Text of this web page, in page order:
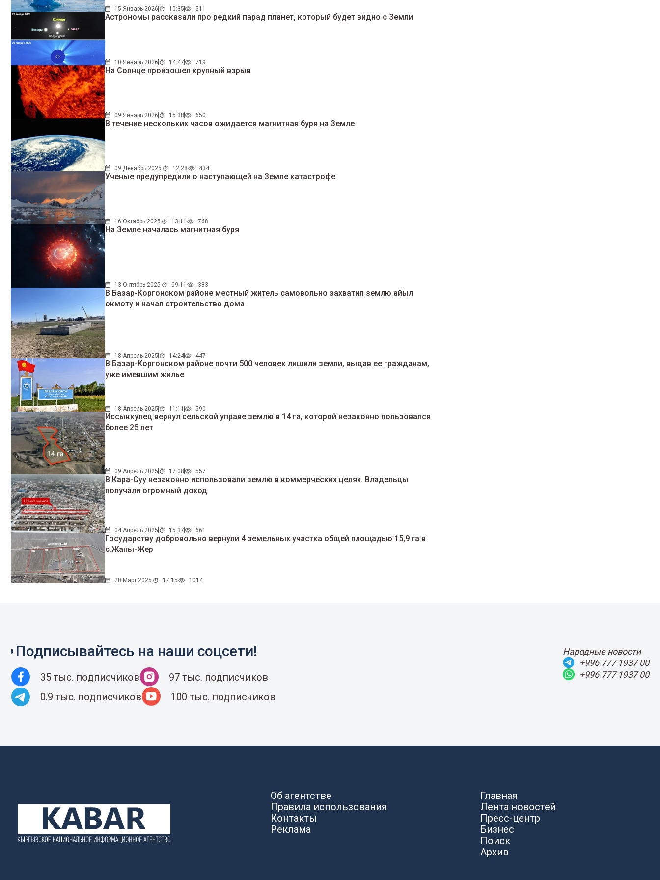
15 Январь 2026 10:35 511
Астрономы рассказали про редкий парад планет, который будет видно с Земли
10 Январь 2026 14:47 719
На Солнце произошел крупный взрыв
09 Январь 2026 15:38 650
В течение нескольких часов ожидается магнитная буря на Земле
09 Декабрь 2025 12:28 434
Ученые предупредили о наступающей на Земле катастрофе
16 Октябрь 2025 13:11 768
На Земле началась магнитная буря
13 Октябрь 2025 09:11 333
В Базар-Коргонском районе местный житель самовольно захватил землю айыл
окмоту и начал строительство дома
18 Апрель 2025 14:24 447
В Базар-Коргонском районе почти 500 человек лишили земли, выдав ее гражданам,
уже имевшим жилье
18 Апрель 2025 11:11 590
Иссыккулец вернул сельской управе землю в 14 га, которой незаконно пользовался
более 25 лет
09 Апрель 2025 17:08 557
В Кара-Суу незаконно использовали землю в коммерческих целях. Владельцы
получали огромный доход
04 Апрель 2025 15:37 661
Государству добровольно вернули 4 земельных участка общей площадью 15,9 га в
с.Жаны-Жер
20 Март 2025 17:15 1014
Подписывайтесь на наши соцсети!
35 тыс. подписчиков
97 тыс. подписчиков
0.9 тыс. подписчиков
100 тыс. подписчиков
Народные новости
+996 777 1937 00
+996 777 1937 00
Об агентстве
Правила использования
Контакты
Реклама
Главная
Лента новостей
Пресс-центр
Бизнес
Поиск
Архив